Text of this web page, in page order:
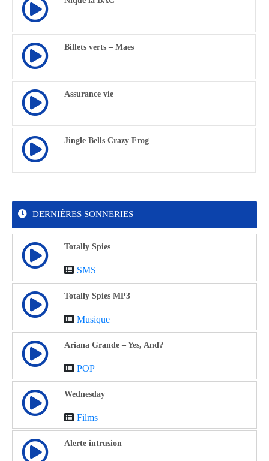
Billets verts – Maes
Assurance vie
Jingle Bells Crazy Frog
DERNIÈRES SONNERIES
Totally Spies
SMS
Totally Spies MP3
Musique
Ariana Grande – Yes, And?
POP
Wednesday
Films
Alerte intrusion